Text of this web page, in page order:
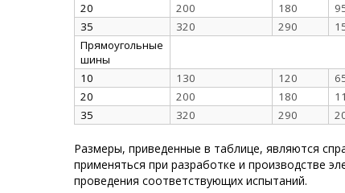
20
200 180
35
320 290
Прямоугольные
шины
10
130 120
20
200 180
35
320 290
Размеры, приведенные в таблице, являются
применяться при разработке и производстве
проведения соответствующих испытаний.